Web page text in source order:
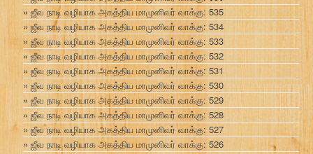
ஜீவ நாடி வழியாக அகத்திய மாமுனிவர் வாக்கு: 535
ஜீவ நாடி வழியாக அகத்திய மாமுனிவர் வாக்கு: 534
ஜீவ நாடி வழியாக அகத்திய மாமுனிவர் வாக்கு: 533
ஜீவ நாடி வழியாக அகத்திய மாமுனிவர் வாக்கு: 532
ஜீவ நாடி வழியாக அகத்திய மாமுனிவர் வாக்கு: 531
ஜீவ நாடி வழியாக அகத்திய மாமுனிவர் வாக்கு: 530
ஜீவ நாடி வழியாக அகத்திய மாமுனிவர் வாக்கு: 529
ஜீவ நாடி வழியாக அகத்திய மாமுனிவர் வாக்கு: 528
ஜீவ நாடி வழியாக அகத்திய மாமுனிவர் வாக்கு: 527
ஜீவ நாடி வழியாக அகத்திய மாமுனிவர் வாக்கு: 526